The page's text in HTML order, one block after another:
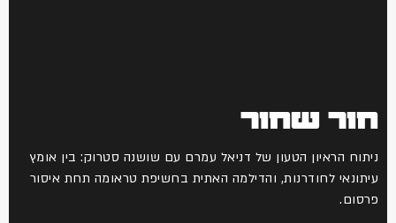
חור שחור
ניתוח הראיון הטעון של דניאל עמרם עם שושנה סטרוק: בין אומץ
עיתונאי לחודרנות, והדילמה האתית בחשיפת טראומה תחת איסור
פרסום.